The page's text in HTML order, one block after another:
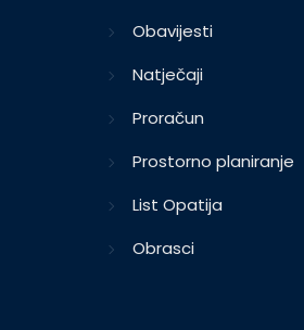
Obavijesti
Natječaji
Proračun
Prostorno planiranje
List Opatija
Obrasci